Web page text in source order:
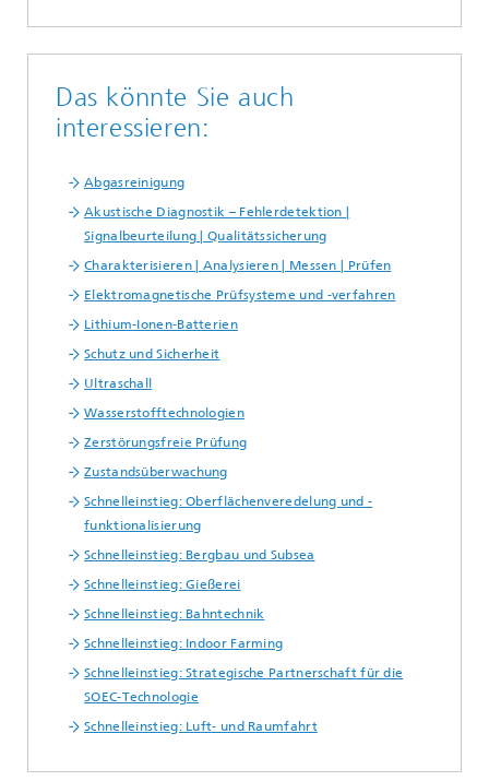
Das könnte Sie auch
interessieren:
Abgasreinigung
Akustische Diagnostik – Fehlerdetektion |
Signalbeurteilung | Qualitätssicherung
Charakterisieren | Analysieren | Messen | Prüfen
Elektromagnetische Prüfsysteme und -verfahren
Lithium-Ionen-Batterien
Schutz und Sicherheit
Ultraschall
Wasserstofftechnologien
Zerstörungsfreie Prüfung
Zustandsüberwachung
Schnelleinstieg: Oberflächenveredelung und -
funktionalisierung
Schnelleinstieg: Bergbau und Subsea
Schnelleinstieg: Gießerei
Schnelleinstieg: Bahntechnik
Schnelleinstieg: Indoor Farming
Schnelleinstieg: Strategische Partnerschaft für die
SOEC-Technologie
Schnelleinstieg: Luft- und Raumfahrt